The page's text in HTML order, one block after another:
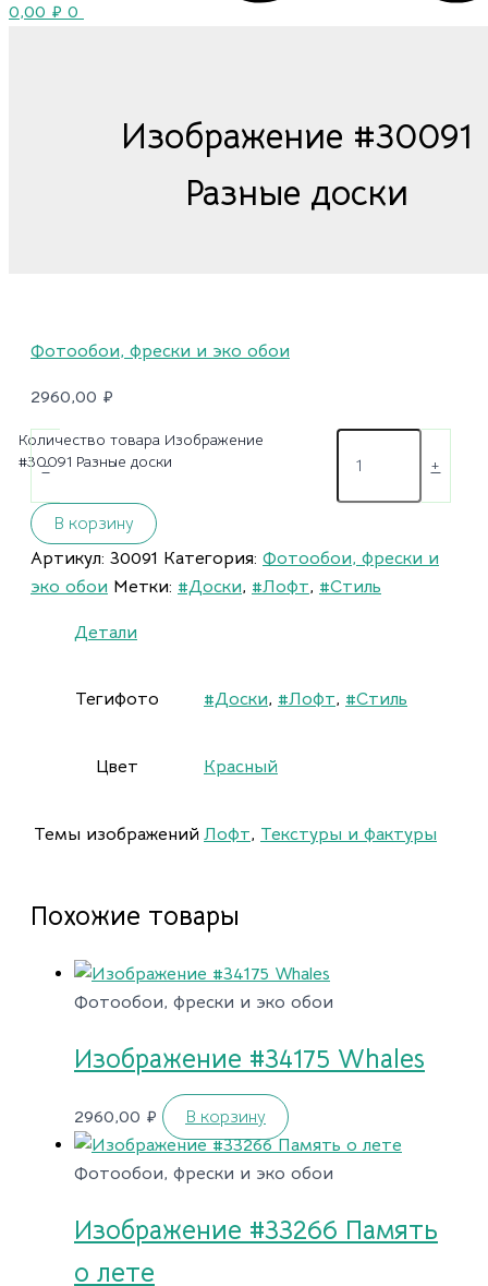
0,00 ₽ 0
Изображение #30091
Разные доски
Фотообои, фрески и эко обои
2960,00 ₽
-
Количество товара Изображение
#30091 Разные доски
+
В корзину
Артикул: 30091 Категория: Фотообои, фрески и
эко обои Метки: #Доски, #Лофт, #Стиль
Детали
Тегифото #Доски, #Лофт, #Стиль
Цвет Красный
Темы изображений Лофт, Текстуры и фактуры
Похожие товары
Фотообои, фрески и эко обои
Изображение #34175 Whales
2960,00 ₽ В корзину
Фотообои, фрески и эко обои
Изображение #33266 Память
о лете